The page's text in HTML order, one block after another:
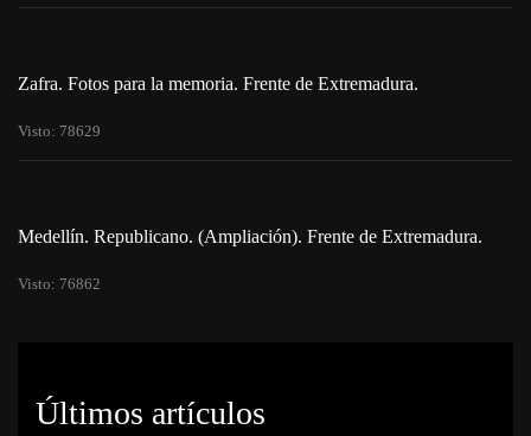
Zafra. Fotos para la memoria. Frente de Extremadura.
Visto: 78629
Medellín. Republicano. (Ampliación). Frente de Extremadura.
Visto: 76862
Últimos artículos